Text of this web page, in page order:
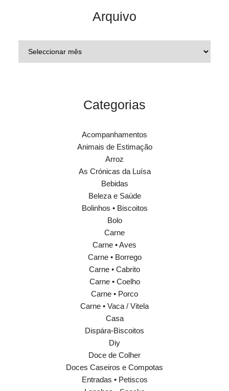
Arquivo
Categorias
Acompanhamentos
Animais de Estimação
Arroz
As Crónicas da Luísa
Bebidas
Beleza e Saúde
Bolinhos • Biscoitos
Bolo
Carne
Carne • Aves
Carne • Borrego
Carne • Cabrito
Carne • Coelho
Carne • Porco
Carne • Vaca / Vitela
Casa
Dispára-Biscoitos
Diy
Doce de Colher
Doces Caseiros e Compotas
Entradas • Petiscos